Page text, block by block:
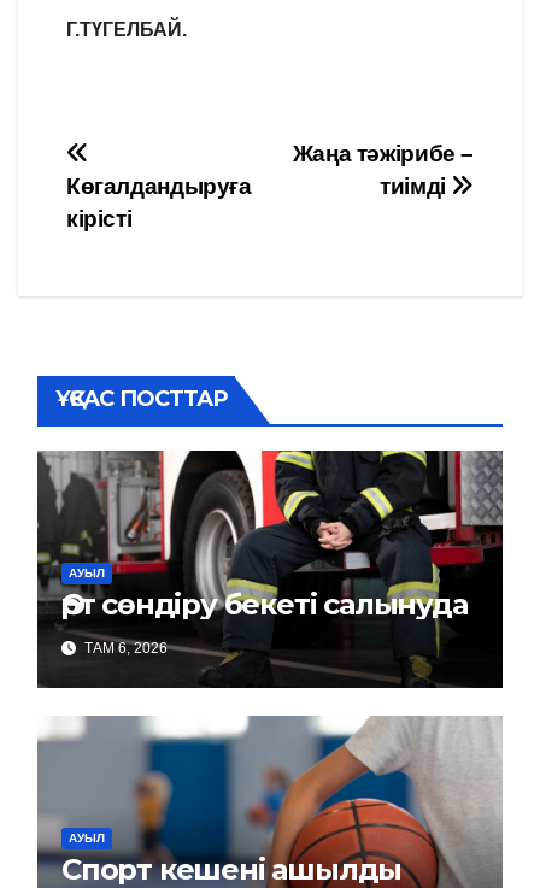
Г.ТҮГЕЛБАЙ.
Навигация
по
Жаңа тәжірибе –
тиімді
Көгалдандыруға
кірісті
ҰҚСАС ПОСТТАР
АУЫЛ
Өрт сөндіру бекеті салынуда
ТАМ 6, 2026
АУЫЛ
Спорт кешені ашылды